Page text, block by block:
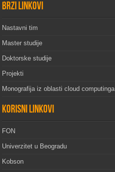
Brzi linkovi
Nastavni tim
Master studije
Doktorske studije
Projekti
Monografija iz oblasti cloud computinga
Korisni linkovi
FON
Univerzitet u Beogradu
Kobson